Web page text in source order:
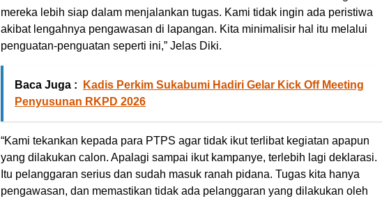
mereka lebih siap dalam menjalankan tugas. Kami tidak ingin ada peristiwa
akibat lengahnya pengawasan di lapangan. Kita minimalisir hal itu melalui
penguatan-penguatan seperti ini,” Jelas Diki.
Baca Juga :
Kadis Perkim Sukabumi Hadiri Gelar Kick Off Meeting
Penyusunan RKPD 2026
“Kami tekankan kepada para PTPS agar tidak ikut terlibat kegiatan apapun
yang dilakukan calon. Apalagi sampai ikut kampanye, terlebih lagi deklarasi.
Itu pelanggaran serius dan sudah masuk ranah pidana. Tugas kita hanya
pengawasan, dan memastikan tidak ada pelanggaran yang dilakukan oleh